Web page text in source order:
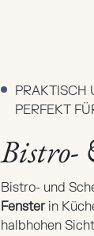
PRAKTISCH
PERFEKT
Bistro-
Bistro- und
Fensterin
halbhohen